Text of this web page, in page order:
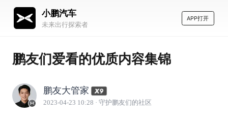
小鹏汽车
未来出行探索者
APP打开
鹏友们爱看的优质内容集锦
鹏友大管家
2023-04-23 10:28 · 守护鹏友们的社区